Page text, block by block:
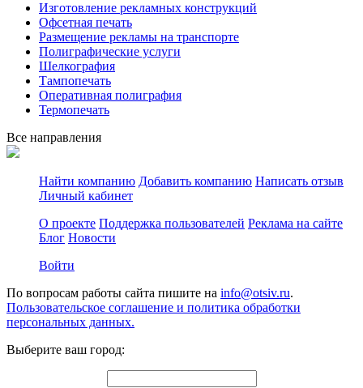
Изготовление рекламных конструкций
Офсетная печать
Размещение рекламы на транспорте
Полиграфические услуги
Шелкография
Тампопечать
Оперативная полиграфия
Термопечать
Все направления
Найти компанию Добавить компанию Написать отзыв
Личный кабинет
О проекте Поддержка пользователей Реклама на сайте
Блог Новости
Войти
По вопросам работы сайта пишите на info@otsiv.ru.
Пользовательское соглашение и политика обработки
персональных данных.
Выберите ваш город: